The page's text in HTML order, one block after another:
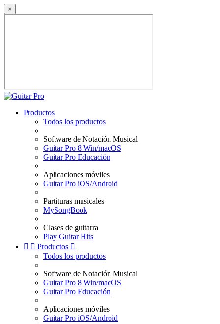
×
Productos
Todos los productos
Software de Notación Musical
Guitar Pro 8 Win/macOS
Guitar Pro Educación
Aplicaciones móviles
Guitar Pro iOS/Android
Partituras musicales
MySongBook
Clases de guitarra
Play Guitar Hits
  Productos 
Todos los productos
Software de Notación Musical
Guitar Pro 8 Win/macOS
Guitar Pro Educación
Aplicaciones móviles
Guitar Pro iOS/Android